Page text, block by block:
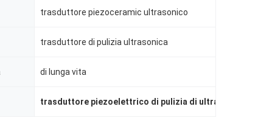
trasduttore piezoceramic ultrasonico
trasduttore di pulizia ultrasonica
di lunga vita
trasduttore piezoelettrico di pulizia di ultrasuono